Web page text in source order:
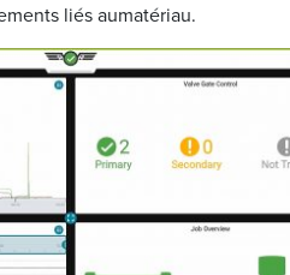
liés aumatériau.